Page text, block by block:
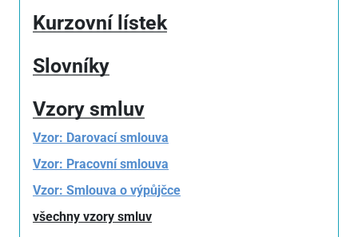
Kurzovní lístek
Slovníky
Vzory smluv
Vzor: Darovací smlouva
Vzor: Pracovní smlouva
Vzor: Smlouva o výpůjčce
všechny vzory smluv